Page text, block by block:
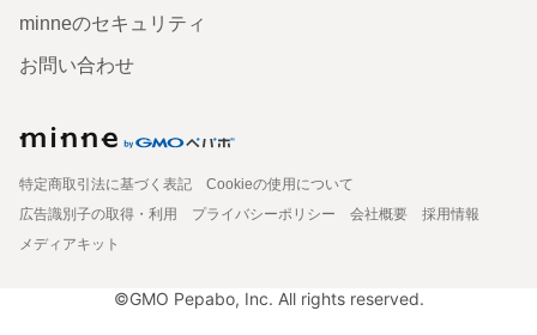
minneのセキュリティ
お問い合わせ
特定商取引法に基づく表記
Cookieの使用について
広告識別子の取得・利用
プライバシーポリシー 会社概要
採用情報
メディアキット
©GMO Pepabo, Inc. All rights reserved.